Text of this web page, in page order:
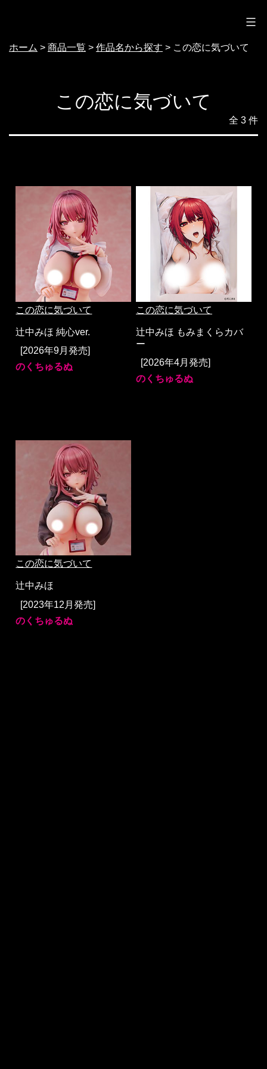
テ
ス
ホーム > 商品一覧 > 作品名から探す > この恋に気づいて
この恋に気づいて
全 3 件
この恋に気づいて
辻中みほ 純心ver.
[2026年9月発売]
のくちゅるぬ
この恋に気づいて
辻中みほ もみまくらカバ
ー
[2026年4月発売]
のくちゅるぬ
この恋に気づいて
辻中みほ
[2023年12月発売]
のくちゅるぬ